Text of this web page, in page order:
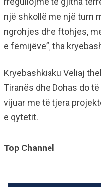
një shkollë me një turn
ngrohjes dhe ftohjes,
e fëmijëve”, tha
Kryebashkiaku Veliaj
Tiranës dhe Dohas do
vijuar me të tjera
e qytetit.
Top Channel